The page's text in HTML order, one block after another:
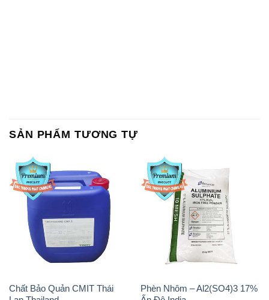
Chất Bảo Quản CMIT Thái
Lan Thailand
Phèn Nhôm – Al2(SO4)3 17%
Ấn Độ India